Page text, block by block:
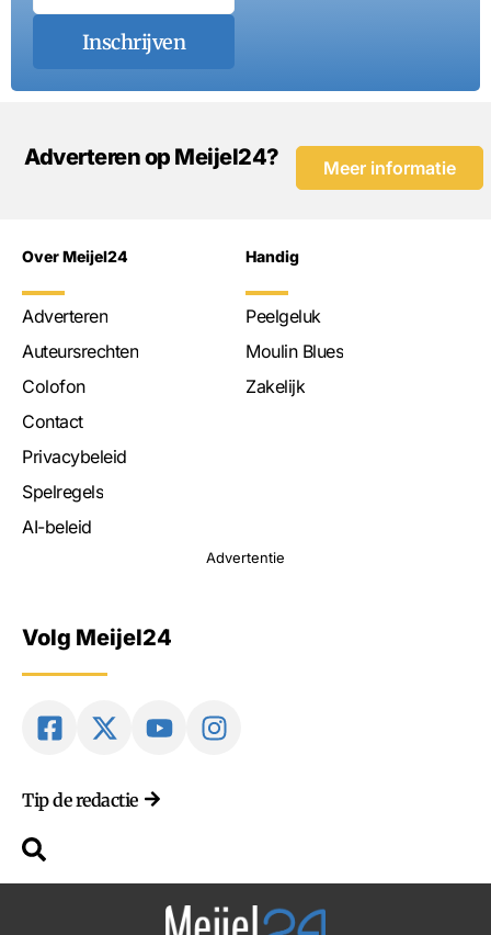
Inschrijven
Adverteren op Meijel24? Meer informatie
Over Meijel24
Adverteren
Auteursrechten
Colofon
Contact
Privacybeleid
Spelregels
AI-beleid
Handig
Peelgeluk
Moulin Blues
Zakelijk
Advertentie
Volg Meijel24
Tip de redactie